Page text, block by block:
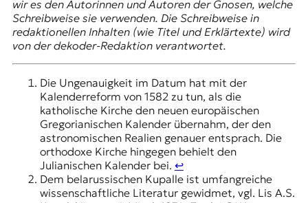
wir es den Autorinnen und Autoren der Gnosen, welche
Schreibweise sie verwenden. Die Schreibweise in
redaktionellen Inhalten (wie Titel und Erklärtexte) wird
von der dekoder-Redaktion verantwortet.
Die Ungenauigkeit im Datum hat mit der
Kalenderreform von 1582 zu tun, als die
katholische Kirche den neuen europäischen
Gregorianischen Kalender übernahm, der den
astronomischen Realien genauer entsprach. Die
orthodoxe Kirche hingegen behielt den
Julianischen Kalender bei. ↩︎
Dem belarussischen Kupalle ist umfangreiche
wissenschaftliche Literatur gewidmet, vgl. Lis A.S.